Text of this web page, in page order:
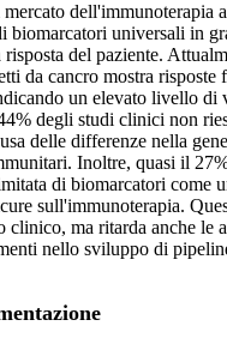
dell'immunoterapia
biomarcatori universali in
del paziente.
da cancro mostra risposte
un elevato livello di
degli studi clinici non
delle differenze nella
Inoltre, quasi il
di biomarcatori come
sull'immunoterapia.
clinico, ma ritarda anche le
nello sviluppo di